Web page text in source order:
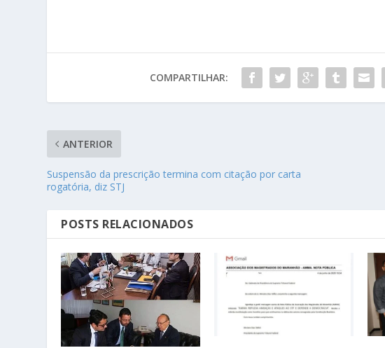
COMPARTILHAR:
ANTERIOR
Suspensão da prescrição termina com citação por carta
rogatória, diz STJ
POSTS RELACIONADOS